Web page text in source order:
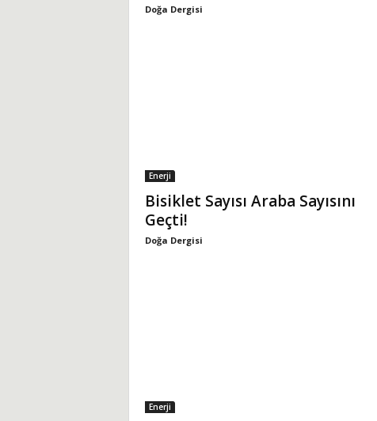
Doğa Dergisi
Enerji
Bisiklet Sayısı Araba Sayısını
Geçti!
Doğa Dergisi
Enerji